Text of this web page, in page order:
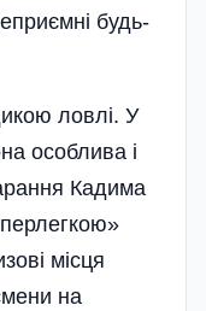
будь-
ловлі. У
особлива і
Кадима
місця
на